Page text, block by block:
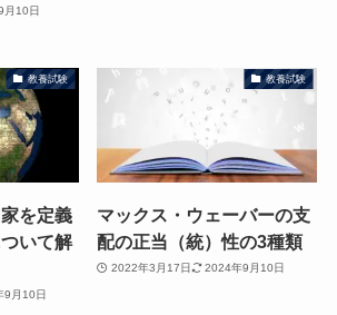
月10日
教養試験
を定義
いて解
9月10日
教養試験
マックス・ウェーバーの支
配の正当（統）性の3種類
2022年3月17日 2024年9月10日